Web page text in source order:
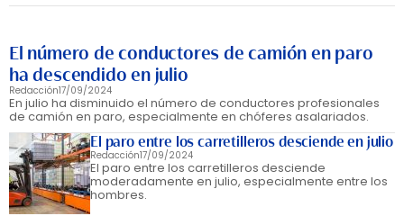
El número de conductores de camión en paro
ha descendido en julio
Redacción17/09/2024
En julio ha disminuido el número de conductores profesionales
de camión en paro, especialmente en chóferes asalariados.
El paro entre los carretilleros desciende en julio
Redacción17/09/2024
El paro entre los carretilleros desciende
moderadamente en julio, especialmente entre los
hombres.